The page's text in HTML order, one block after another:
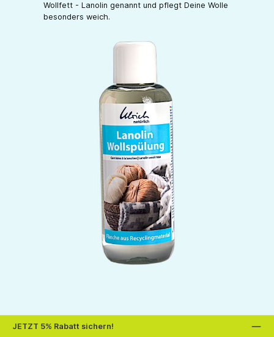
Wollfett - Lanolin genannt und pflegt Deine Wolle
besonders weich.
JETZT 5% Rabatt sichern!